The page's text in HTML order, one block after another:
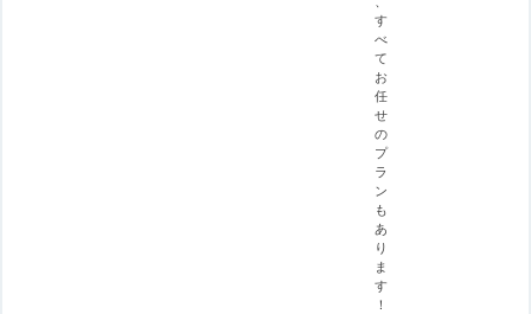
す
べ
て
お
任
せ
の
プ
ラ
ン
も
あ
り
ま
す
！